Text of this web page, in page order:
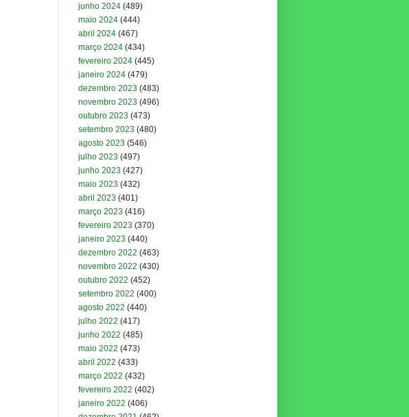
junho 2024 (489)
maio 2024 (444)
abril 2024 (467)
março 2024 (434)
fevereiro 2024 (445)
janeiro 2024 (479)
dezembro 2023 (483)
novembro 2023 (496)
outubro 2023 (473)
setembro 2023 (480)
agosto 2023 (546)
julho 2023 (497)
junho 2023 (427)
maio 2023 (432)
abril 2023 (401)
março 2023 (416)
fevereiro 2023 (370)
janeiro 2023 (440)
dezembro 2022 (463)
novembro 2022 (430)
outubro 2022 (452)
setembro 2022 (400)
agosto 2022 (440)
julho 2022 (417)
junho 2022 (485)
maio 2022 (473)
abril 2022 (433)
março 2022 (432)
fevereiro 2022 (402)
janeiro 2022 (406)